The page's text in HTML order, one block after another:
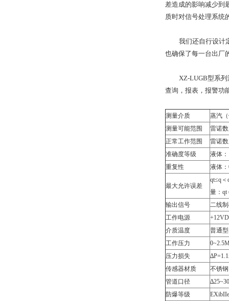
差造成的影响减少到
质时对信号处理系统
我们还自行设计定
也确保了每一台出厂
XZ-LUGB型系列涡
查询，报表，报警功
测量介质
蒸汽
测量可能范围
雷诺
正常工作范围
雷诺
准确度等级
液体
重复性
液体
最大允许误差
qt≤q
量：qt
输出信号
二线
工作电源
介质温度
普通
工作压力
压力损失
传感器材质
不锈钢
管道口径
防爆等级